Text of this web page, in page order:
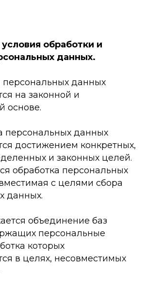
обработки и
данных.
персональных данных
на законной и
основе.
персональных данных
достижением конкретных,
и законных целей.
обработка персональных
с целями сбора
данных.
объединение баз
персональные
которых
в целях, несовместимых